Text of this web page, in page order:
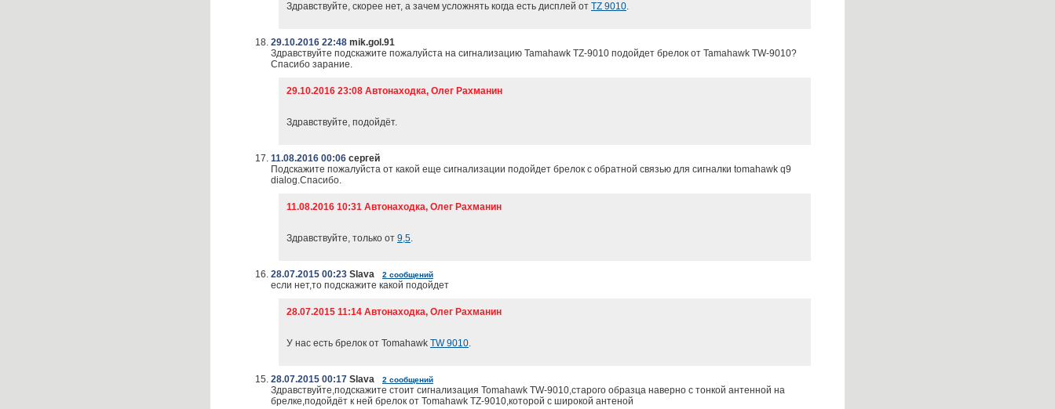
Здравствуйте, скорее нет, а зачем усложнять когда есть дисплей от TZ 9010.
29.10.2016 22:48 mik.gol.91
Здравствуйте подскажите пожалуйста на сигнализацию Tamahawk TZ-9010 подойдет брелок от Tamahawk TW-9010?
Спасибо зарание.
29.10.2016 23:08 Автонаходка, Олег Рахманин
Здравствуйте, подойдёт.
11.08.2016 00:06 сергей
Подскажите пожалуйста от какой еще сигнализации подойдет брелок с обратной связью для сигналки tomahawk q9
dialog.Спасибо.
11.08.2016 10:31 Автонаходка, Олег Рахманин
Здравствуйте, только от 9,5.
28.07.2015 00:23 Slava 2 сообщений
если нет,то подскажите какой подойдет
28.07.2015 11:14 Автонаходка, Олег Рахманин
У нас есть брелок от Tomahawk TW 9010.
28.07.2015 00:17 Slava 2 сообщений
Здравствуйте,подскажите стоит сигнализация Tomahawk TW-9010,старого образца наверно с тонкой антенной на
брелке,подойдёт к ней брелок от Tomahawk TZ-9010,которой с широкой антеной